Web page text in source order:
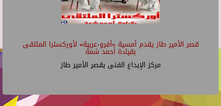
قصر الأمير طاز يقدم أمسية «أفرو-عربية» لأوركسترا الملتقى
بقيادة أحمد شمة
مركز الإبداع الفنى بقصر الأمير طاز